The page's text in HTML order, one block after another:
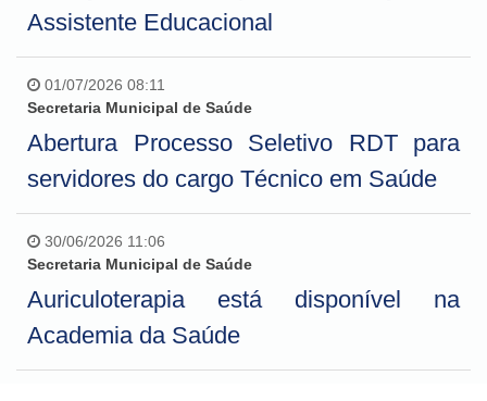
Assistente Educacional
01/07/2026 08:11
Secretaria Municipal de Saúde
Abertura Processo Seletivo RDT para
servidores do cargo Técnico em Saúde
30/06/2026 11:06
Secretaria Municipal de Saúde
Auriculoterapia está disponível na
Academia da Saúde